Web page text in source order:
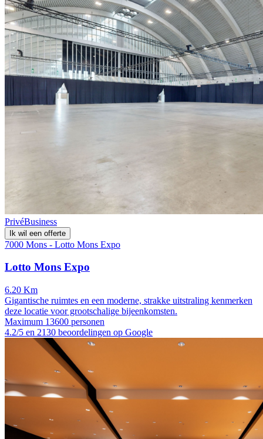
PrivéBusiness
Ik wil een offerte
7000 Mons - Lotto Mons Expo
Lotto Mons Expo
6.20 Km
Gigantische ruimtes en een moderne, strakke uitstraling kenmerken
deze locatie voor grootschalige bijeenkomsten.
Maximum 13600 personen
4.2/5 en 2130 beoordelingen op Google